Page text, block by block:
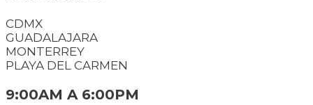
CDMX
GUADALAJARA
MONTERREY
PLAYA DEL CARMEN
9:00AM A 6:00PM